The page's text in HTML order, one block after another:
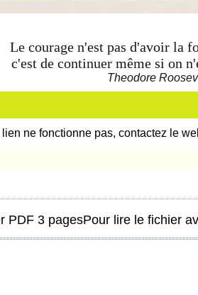
Le courage n'est pas d'avoir la
c'est de continuer même si on
Theodore
ne fonctionne pas, contactez le
PDF 3 pagesPour lire le fichier